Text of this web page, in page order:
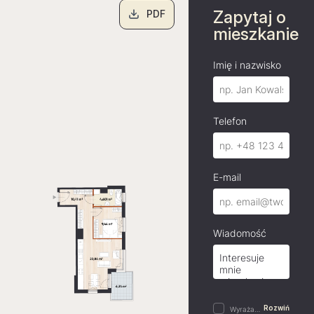
PDF
Zapytaj o
mieszkanie
Imię i nazwisko
Telefon
E-mail
Wiadomość
Rozwiń